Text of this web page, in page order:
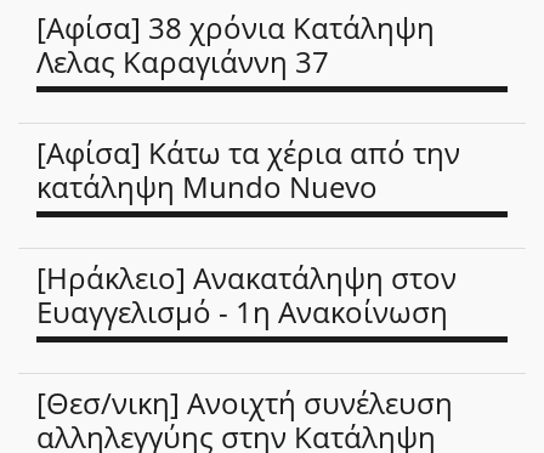
[Αφίσα] 38 χρόνια Κατάληψη
Λελας Καραγιάννη 37
[Αφίσα] Κάτω τα χέρια από την
κατάληψη Mundo Nuevo
[Ηράκλειο] Ανακατάληψη στον
Ευαγγελισμό - 1η Ανακοίνωση
[Θεσ/νικη] Ανοιχτή συνέλευση
αλληλεγγύης στην Κατάληψη